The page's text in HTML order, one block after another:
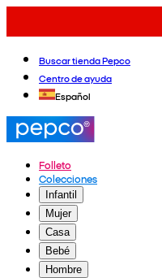
Buscar tienda Pepco
Centro de ayuda
Español
Folleto
Colecciones
Infantil
Mujer
Casa
Bebé
Hombre